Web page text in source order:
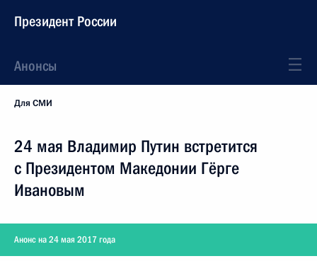
Президент России
Анонсы
Для СМИ
24 мая Владимир Путин встретится
с Президентом Македонии Гёрге
Ивановым
Анонс на 24 мая 2017 года